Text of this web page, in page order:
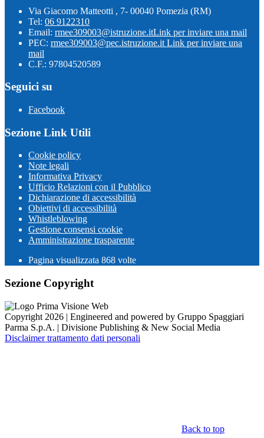
Via Giacomo Matteotti , 7- 00040 Pomezia (RM)
Tel: 06 9122310
Email: rmee309003@istruzione.itLink per inviare una mail
PEC: rmee309003@pec.istruzione.it Link per inviare una
mail
C.F.: 97804520589
Seguici su
Facebook
Sezione Link Utili
Cookie policy
Note legali
Informativa Privacy
Ufficio Relazioni con il Pubblico
Dichiarazione di accessibilità
Obiettivi di accessibilità
Whistleblowing
Gestione consensi cookie
Amministrazione trasparente
Pagina visualizzata 868 volte
Sezione Copyright
Copyright 2026 | Engineered and powered by Gruppo Spaggiari
Parma S.p.A. | Divisione Publishing & New Social Media
Disclaimer trattamento dati personali
Back to top